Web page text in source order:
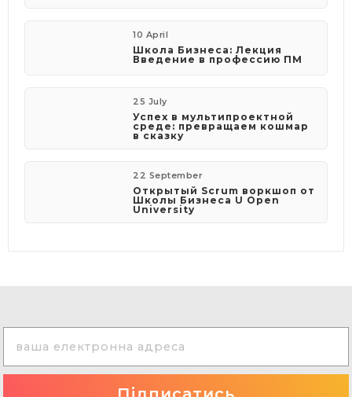
10 April
Школа Бизнеса: Лекция
Введение в профессию ПМ
25 July
Успех в мультипроектной
среде: превращаем кошмар
в сказку
22 September
Открытый Scrum воркшоп от
Школы Бизнеса U Open
University